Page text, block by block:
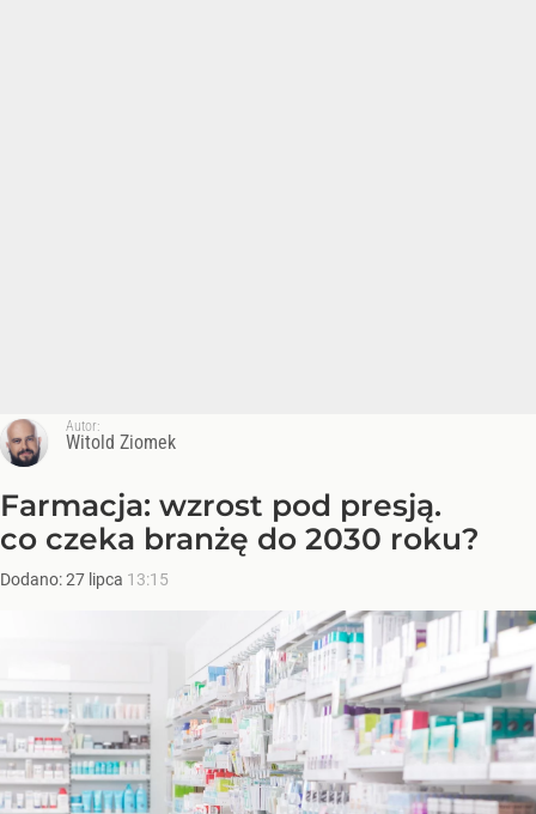
Autor:
Witold Ziomek
Farmacja: wzrost pod presją.
co czeka branżę do 2030 roku?
Dodano:27 lipca 13:15